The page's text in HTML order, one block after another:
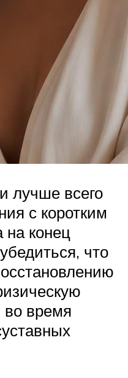
лучше всего
с коротким
на конец
что
во время